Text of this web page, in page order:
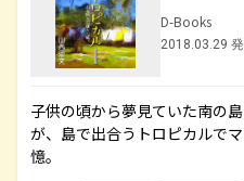
D-Books
2018.03.29
子供の頃から夢見ていた南の
が、島で出合うトロピカルで
憶。